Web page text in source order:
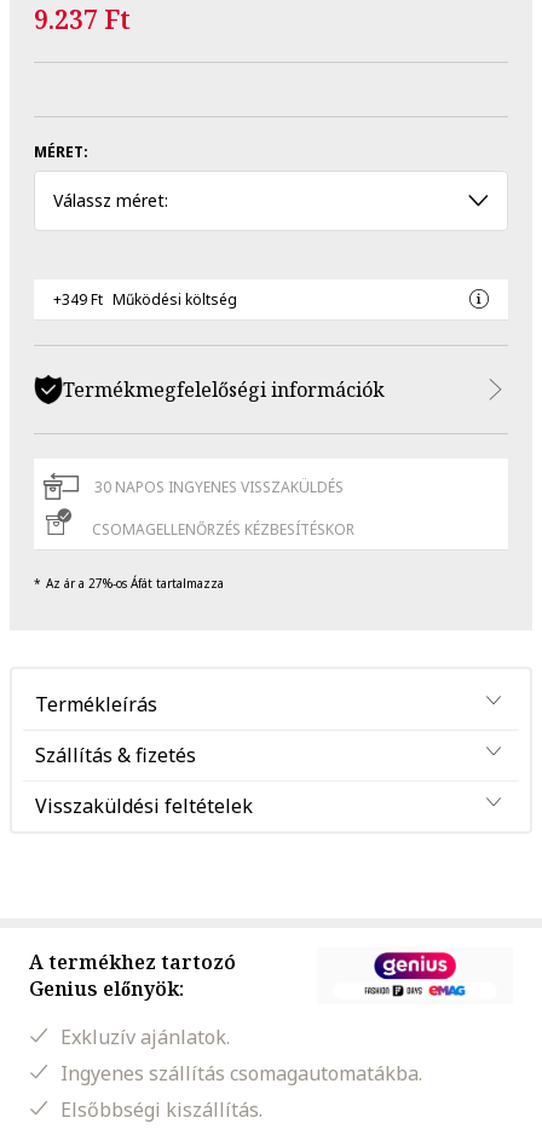
9.237 Ft
MÉRET:
Válassz méret:
+349 Ft Működési költség
Termékmegfelelőségi információk
30 NAPOS INGYENES VISSZAKÜLDÉS
CSOMAGELLENŐRZÉS KÉZBESÍTÉSKOR
Az ár a 27%-os Áfát tartalmazza
Termékleírás
Szállítás & fizetés
Visszaküldési feltételek
A termékhez tartozó
Genius előnyök:
Exkluzív ajánlatok.
Ingyenes szállítás csomagautomatákba.
Elsőbbségi kiszállítás.